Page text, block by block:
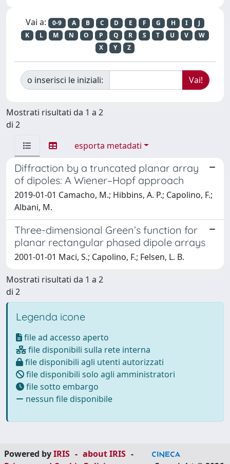
Vai a: 0-9 A B C D E F G H I
J
K
L M N O P Q R S T U V
W
X
Y Z
o inserisci le iniziali:
Mostrati risultati da 1 a 2
di 2
esporta metadati
Diffraction by a truncated planar array
of dipoles: A Wiener–Hopf approach
2019-01-01 Camacho, M.; Hibbins, A. P.; Capolino, F.;
Albani, M.
Three-dimensional Green’s function for
planar rectangular phased dipole arrays
2001-01-01 Maci, S.; Capolino, F.; Felsen, L. B.
Mostrati risultati da 1 a 2
di 2
Legenda icone
file ad accesso aperto
file disponibili sulla rete interna
file disponibili agli utenti autorizzati
file disponibili solo agli amministratori
file sotto embargo
nessun file disponibile
Powered byIRIS - about IRIS -